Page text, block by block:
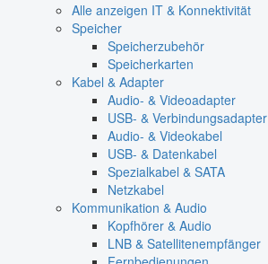
Alle anzeigen IT & Konnektivität
Speicher
Speicherzubehör
Speicherkarten
Kabel & Adapter
Audio- & Videoadapter
USB- & Verbindungsadapter
Audio- & Videokabel
USB- & Datenkabel
Spezialkabel & SATA
Netzkabel
Kommunikation & Audio
Kopfhörer & Audio
LNB & Satellitenempfänger